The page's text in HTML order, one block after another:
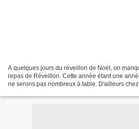
A quelques jours du réveillon de Noël, on
repas de Réveillon. Cette année étant une
ne serons pas nombreux à table. D'ailleurs